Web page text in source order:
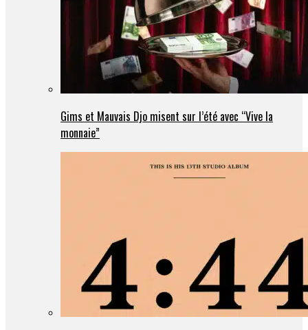
Gims et Mauvais Djo misent sur l’été avec “Vive la
monnaie”